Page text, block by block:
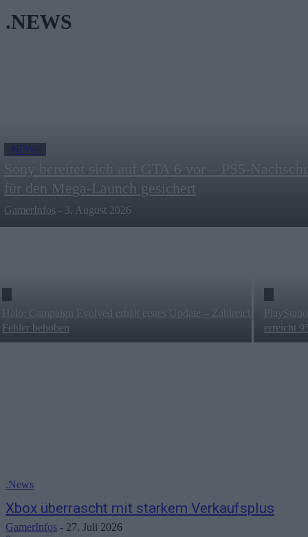
.NEWS
.NEWS
Sony bereitet sich auf GTA 6 vor – PS5-
für den Mega-Launch gesichert
GamerInfos - 3. August 2026
Halo: Campaign Evolved erhält erstes Update – Zahlreiche
Fehler behoben
erreicht
.News
Xbox überrascht mit starkem Verkaufsplus
GamerInfos - 27. Juli 2026